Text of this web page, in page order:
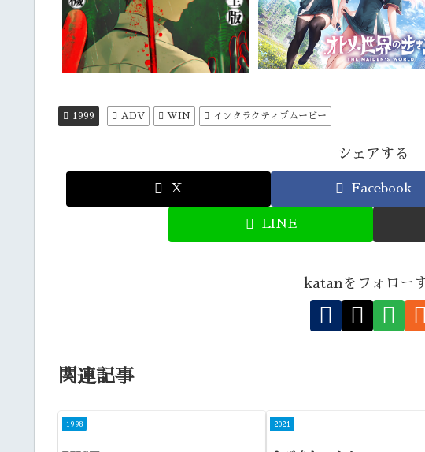
1999 ADV WIN インタラクティブムービー
シェアする
X Facebook
LINE
katanをフォロー
関連記事
1998 2021